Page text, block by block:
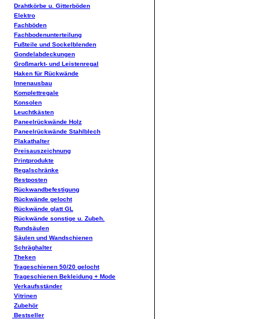
Drahtkörbe u. Gitterböden
Elektro
Fachböden
Fachbodenunterteilung
Fußteile und Sockelblenden
Gondelabdeckungen
Großmarkt- und Leistenregal
Haken für Rückwände
Innenausbau
Komplettregale
Konsolen
Leuchtkästen
Paneelrückwände Holz
Paneelrückwände Stahlblech
Plakathalter
Preisauszeichnung
Printprodukte
Regalschränke
Restposten
Rückwandbefestigung
Rückwände gelocht
Rückwände glatt GL
Rückwände sonstige u. Zubeh.
Rundsäulen
Säulen und Wandschienen
Schräghalter
Theken
Trageschienen 50/20 gelocht
Trageschienen Bekleidung + Mode
Verkaufsständer
Vitrinen
Zubehör
Bestseller